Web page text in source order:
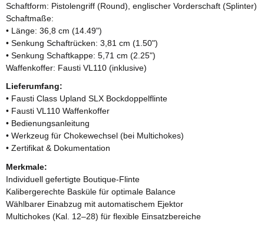
Schaftform: Pistolengriff (Round), englischer Vorderschaft (Splinter)
Schaftmaße:
• Länge: 36,8 cm (14.49")
• Senkung Schaftrücken: 3,81 cm (1.50")
• Senkung Schaftkappe: 5,71 cm (2.25")
Waffenkoffer: Fausti VL110 (inklusive)
Lieferumfang:
• Fausti Class Upland SLX Bockdoppelflinte
• Fausti VL110 Waffenkoffer
• Bedienungsanleitung
• Werkzeug für Chokewechsel (bei Multichokes)
• Zertifikat & Dokumentation
Merkmale:
Individuell gefertigte Boutique-Flinte
Kalibergerechte Basküle für optimale Balance
Wählbarer Einabzug mit automatischem Ejektor
Multichokes (Kal. 12–28) für flexible Einsatzbereiche